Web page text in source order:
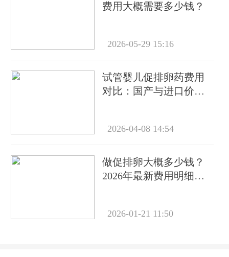
费用大概需要多少钱？
2026-05-29 15:16
试管婴儿促排卵药费用
对比：国产与进口价格
2026-04-08 14:54
做促排卵大概多少钱？
2026年最新费用明细及
2026-01-21 11:50